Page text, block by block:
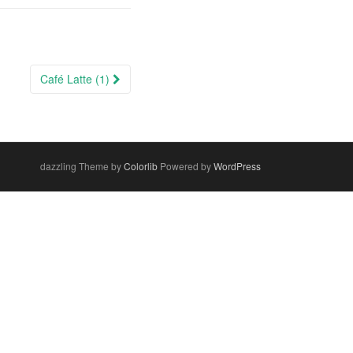
Café Latte (1)
dazzling Theme byColorlib Powered byWordPress